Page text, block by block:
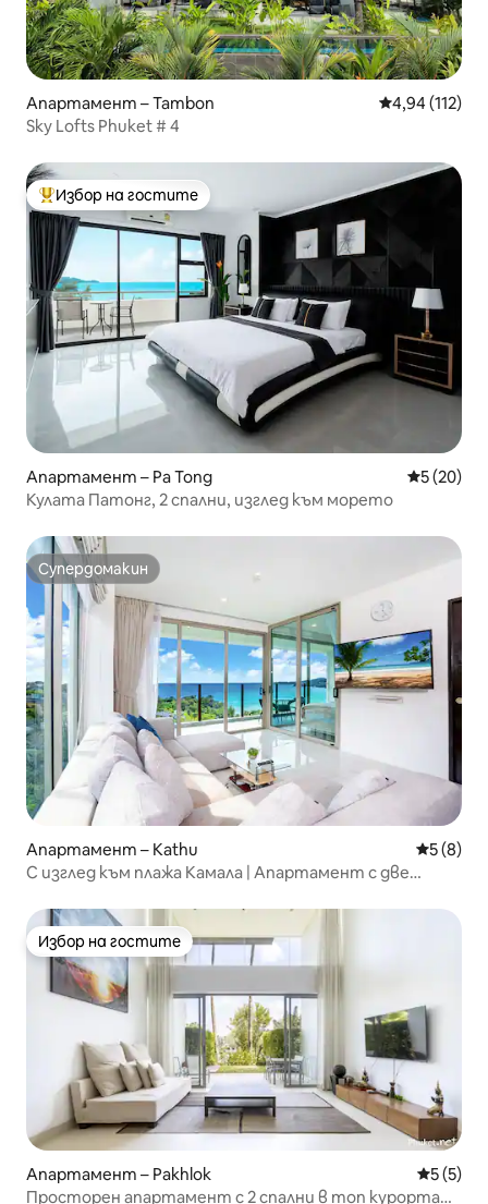
Апартамент – Tambon Средна
4,94 (112)
Sky Lofts Phuket # 4
Най-популярен избор на гостите
Избор на гостите
Апартамент – Pa Tong Средна
5 (20)
Кулата Патонг, 2 спални, изглед към морето
Супердомакин
Супердомакин
Апартамент – Kathu Средна
5 (8)
С изглед към плажа Камала | Апартамент с две
изглед + самостоятелен басейн | Прекрасен залез |
400 метра пеша до плажа | A82
Избор на гостите
Избор на гостите
Апартамент – Pakhlok Средна
5 (5)
Просторен апартамент с 2 спални в топ курорта